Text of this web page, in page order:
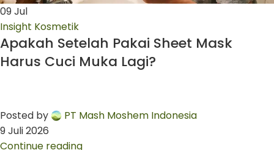
09Jul
Insight Kosmetik
Apakah Setelah Pakai Sheet Mask
Harus Cuci Muka Lagi?
Posted by
PT Mash Moshem Indonesia
9 Juli 2026
Continue reading